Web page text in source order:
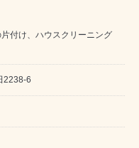
付け、ハウスクリーニング
2238-6